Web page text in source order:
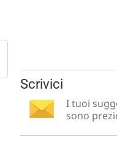
Scrivici
I tuoi
sono